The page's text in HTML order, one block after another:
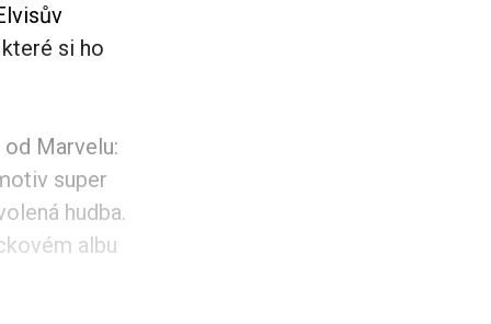
si ho
Marvelu:
super
hudba.
albu